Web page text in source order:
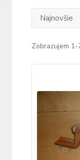
Najnovšie
Zobrazujem